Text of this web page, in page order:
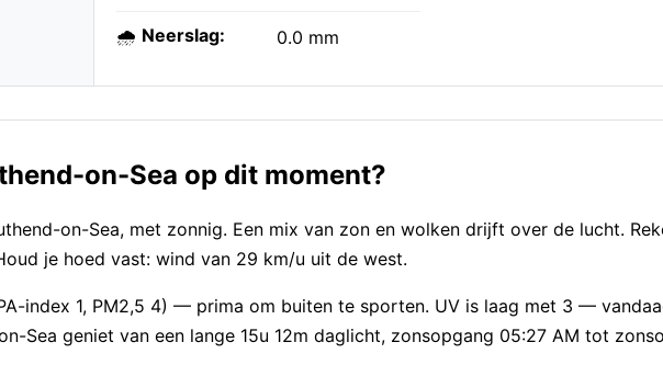
🌧️ Neerslag: 0.0 mm
on-Sea op dit moment?
on-Sea, met zonnig. Een mix van zon en wolken drijft over de lucht.
je hoed vast: wind van 29 km/u uit de west.
index 1, PM2,5 4) — prima om buiten te sporten. UV is laag met 3 —
Sea geniet van een lange 15u 12m daglicht, zonsopgang 05:27 AM tot